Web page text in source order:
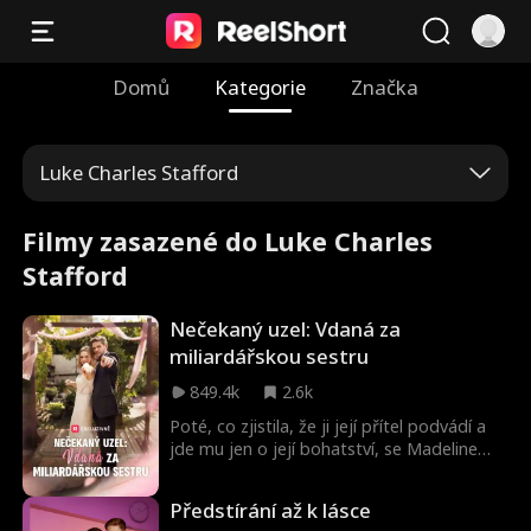
Domů Kategorie Značka
Luke Charles Stafford
Filmy zasazené do Luke Charles
Stafford
Nečekaný uzel: Vdaná za
miliardářskou sestru
849.4k
2.6k
Poté, co zjistila, že ji její přítel podvádí a
jde mu jen o její bohatství, se Madeline
Myslela si, že oba jsou jen pracovití chudí
Předstírání až k lásce